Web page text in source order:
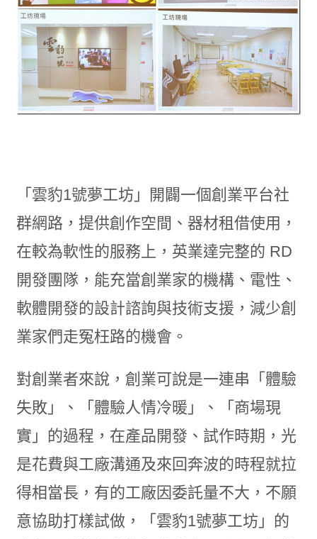
「雲豹1號夢工坊」開闢一個創業平台社
群網路，提供創作空間、器材租借使用，
在較為軟性的服務上，英業達完整的 RD
開發團隊，能充當創業家的機構、電性、
軟體開發的設計諮詢與技術支援，減少創
業家們走冤枉路的機會。
對創業者來說，創業可說是一連串「體驗
失敗」、「體驗人情冷暖」、「商場現
實」的過程，在產品開發、試作時期，光
是花費與工廠溝通及來回奔波的時程就拉
得相當長，有的工廠因委託量不大，不願
意協助打樣試做，「雲豹1號夢工坊」的